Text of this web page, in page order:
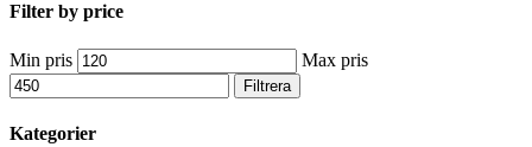
Filter by price
Min pris Max pris
Filtrera
Kategorier